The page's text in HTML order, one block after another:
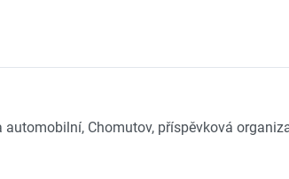
Chomutov, příspěvková